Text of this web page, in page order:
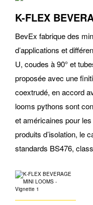
K-FLEX
BevEx fabrique des
d’applications et
U, coudes à 90° et
proposée avec une
coextrudé, en accord
looms pythons sont
et américaines pour
produits d’isolation, le
standards BS476,